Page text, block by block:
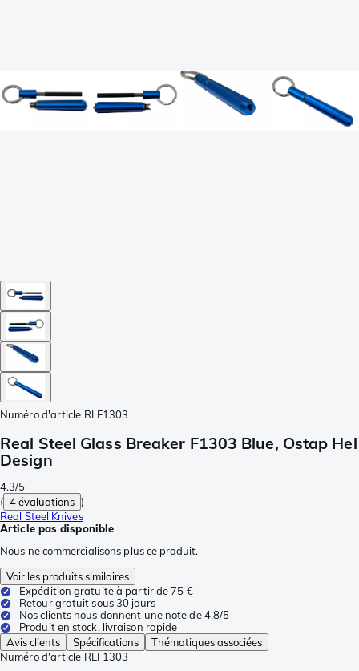
Numéro d'article RLF1303
Real Steel Glass Breaker F1303 Blue, Ostap Hel
Design
4.3/5
( 4 évaluations )
Real Steel Knives
Article pas disponible
Nous ne commercialisons plus ce produit.
Voir les produits similaires
Expédition gratuite à partir de 75 €
Retour gratuit sous 30 jours
Nos clients nous donnent une note de 4,8/5
Produit en stock, livraison rapide
Avis clients
Spécifications
Thématiques associées
Numéro d'article RLF1303